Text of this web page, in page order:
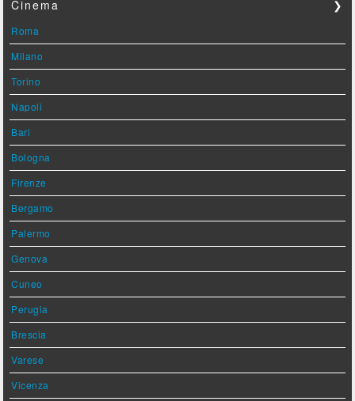
Cinema ❯
Roma
Milano
Torino
Napoli
Bari
Bologna
Firenze
Bergamo
Palermo
Genova
Cuneo
Perugia
Brescia
Varese
Vicenza